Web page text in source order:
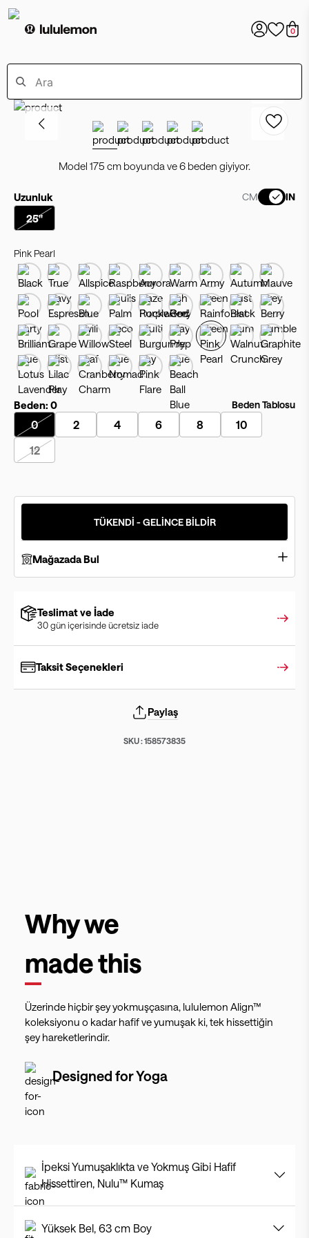
0
Model 175 cm boyunda ve 6 beden giyiyor.
Uzunluk CM IN
25"
Pink Pearl
Beden: 0 Beden Tablosu
0 2 4 6 8
10
12
TÜKENDİ - GELİNCE BİLDİR
Mağazada Bul
Teslimat ve İade
30 gün içerisinde ücretsiz iade
Taksit Seçenekleri
Paylaş
SKU :158573835
Why we
made this
Üzerinde hiçbir şey yokmuşçasına, lululemon Align™
koleksiyonu o kadar hafif ve yumuşak ki, tek hissettiğin
şey hareketlerindir.
Designed forYoga
İpeksi Yumuşaklıkta ve Yokmuş Gibi Hafif
Hissettiren, Nulu™ Kumaş
Yüksek Bel, 63 cm Boy